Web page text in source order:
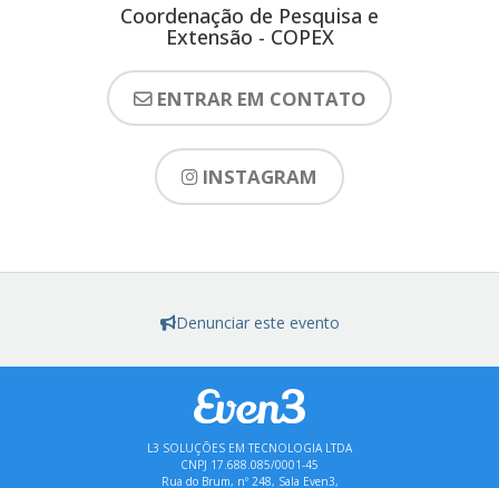
Coordenação de Pesquisa e
Extensão - COPEX
ENTRAR EM CONTATO
INSTAGRAM
Denunciar este evento
L3 SOLUÇÕES EM TECNOLOGIA LTDA
CNPJ 17.688.085/0001-45
Rua do Brum, nº 248, Sala Even3,